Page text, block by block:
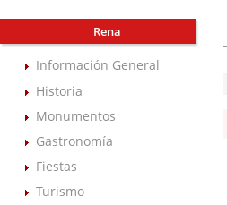
Rena
Información General
Historia
Monumentos
Gastronomía
Fiestas
Turismo